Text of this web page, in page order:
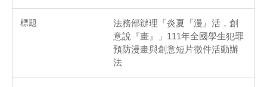
法務部辦理「炎夏『漫』活，創
意說『畫』」111年全國學生犯罪
預防漫畫與創意短片徵件活動辦
法